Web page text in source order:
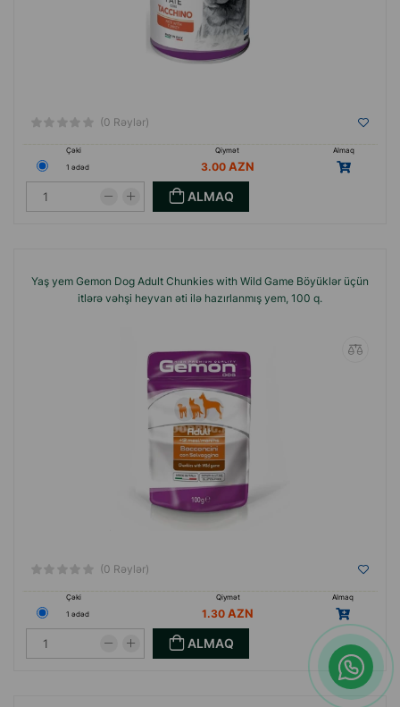
(0 Rəylər)
Çəki Qiymət
Almaq
1 ədəd
3.00
ALMAQ
Yaş yem Gemon Dog Adult Chunkies with Wild Game Böyüklər üçün
itlərə vəhşi heyvan əti ilə hazırlanmış yem, 100 q.
(0 Rəylər)
Çəki Qiymət
Almaq
1 ədəd
1.30
ALMAQ